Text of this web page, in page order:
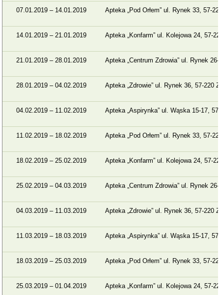
07.01.2019 – 14.01.2019 Apteka „Pod Orłem” ul. Rynek 33, 57-
14.01.2019 – 21.01.2019 Apteka „Konfarm” ul. Kolejowa 24, 57-
21.01.2019 – 28.01.2019 Apteka „Centrum Zdrowia” ul. Rynek
28.01.2019 – 04.02.2019 Apteka „Zdrowie” ul. Rynek 36, 57-220
04.02.2019 – 11.02.2019 Apteka „Aspirynka” ul. Wąska 15-17,
11.02.2019 – 18.02.2019 Apteka „Pod Orłem” ul. Rynek 33, 57-
18.02.2019 – 25.02.2019 Apteka „Konfarm” ul. Kolejowa 24, 57-
25.02.2019 – 04.03.2019 Apteka „Centrum Zdrowia” ul. Rynek
04.03.2019 – 11.03.2019 Apteka „Zdrowie” ul. Rynek 36, 57-220
11.03.2019 – 18.03.2019 Apteka „Aspirynka” ul. Wąska 15-17,
18.03.2019 – 25.03.2019 Apteka „Pod Orłem” ul. Rynek 33, 57-
25.03.2019 – 01.04.2019 Apteka „Konfarm” ul. Kolejowa 24, 57-